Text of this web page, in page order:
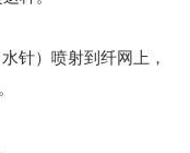
针）喷射到纤网上，